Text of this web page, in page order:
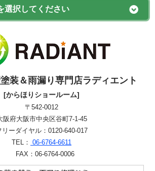
装＆雨漏り専門店ラディエント
[からほりショールーム]
〒542-0012
阪府大阪市中央区谷町7-1-45
リーダイヤル：0120-640-017
TEL： 06-6764-6611
FAX：06-6764-0006